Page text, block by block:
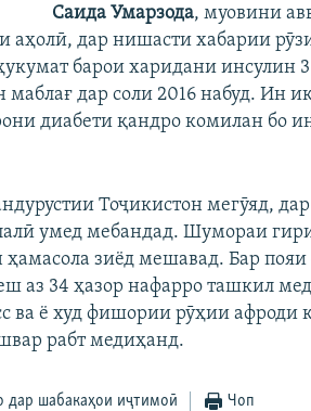
Саида Умарзода, муовини
аҳолӣ, дар нишасти хабарии рӯзи
барои харидани инсулин
дар соли 2016 набуд. Ин
диабети қандро комилан бо
Тоҷикистон мегӯяд,
умед мебандад. Шумораи
зиёд мешавад. Бар
аз 34 ҳазор нафарро ташкил
ва ё худ фишории рӯҳии афроди
рабт медиҳанд.
дар шабакаҳои иҷтимоӣ Чоп